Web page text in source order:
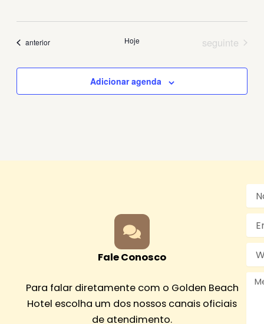
Eventos
anterior Hoje Eventos
seguinte
Adicionar agenda
Fale Conosco
Para falar diretamente com o Golden Beach
Hotel escolha um dos nossos canais oficiais
de atendimento.